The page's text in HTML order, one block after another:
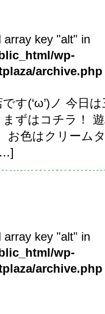
array key "alt" in
wp-
archive.php
す(‘ω’)ノ 今日
ずはコチラ！
お色はクリーム
array key "alt" in
wp-
archive.php